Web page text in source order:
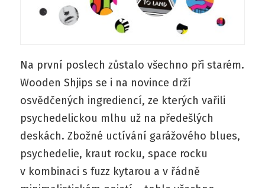
Na první poslech zůstalo všechno při starém.
Wooden Shjips se i na novince drží
osvědčených ingrediencí, ze kterých vařili
psychedelickou mlhu už na předešlých
deskách. Zbožné uctívání garážového blues,
psychedelie, kraut rocku, space rocku
v kombinaci s fuzz kytarou a v řádně